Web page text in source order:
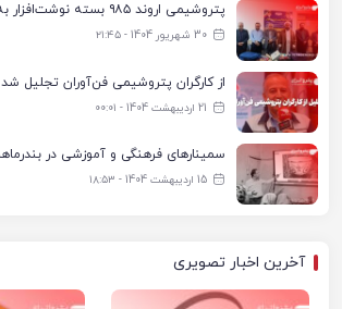
30 شهریور 1404 - ۲۱:۴۵
از کارگران پتروشیمی فن‌آوران تجلیل شد
21 اردیبهشت 1404 - ۰۰:۰۱
15 اردیبهشت 1404 - ۱۸:۵۳
آخرین اخبار تصویری